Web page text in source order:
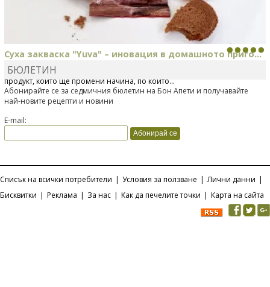
Суха закваска "Yuva" – иновация в домашното приго...
Отскоро Лесафр България стартира предлагането на изцяло нов
продукт, който ще промени начина, по който...
БЮЛЕТИН
Абонирайте се за седмичния бюлетин на Бон Апети и получавайте
най-новите рецепти и новини
E-mail:
Списък на всички потребители | Условия за ползване | Лични данни |
Бисквитки | Реклама | За нас | Как да печелите точки | Карта на сайта